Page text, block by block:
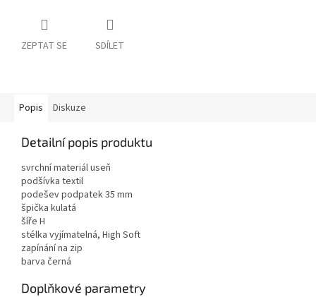
ZEPTAT SE SDÍLET
Popis Diskuze
Detailní popis produktu
svrchní materiál useň
podšívka textil
podešev podpatek 35 mm
špička kulatá
šíře H
stélka vyjímatelná, High Soft
zapínání na zip
barva černá
Doplňkové parametry